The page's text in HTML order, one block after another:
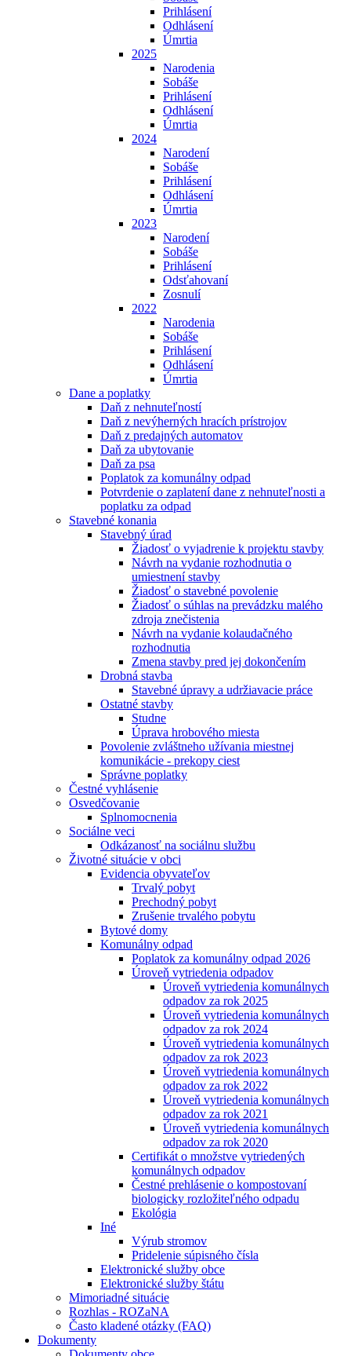
Prihlásení
Odhlásení
Úmrtia
2025
Narodenia
Sobáše
Prihlásení
Odhlásení
Úmrtia
2024
Narodení
Sobáše
Prihlásení
Odhlásení
Úmrtia
2023
Narodení
Sobáše
Prihlásení
Odsťahovaní
Zosnulí
2022
Narodenia
Sobáše
Prihlásení
Odhlásení
Úmrtia
Dane a poplatky
Daň z nehnuteľností
Daň z nevýherných hracích prístrojov
Daň z predajných automatov
Daň za ubytovanie
Daň za psa
Poplatok za komunálny odpad
Potvrdenie o zaplatení dane z nehnuteľnosti a
poplatku za odpad
Stavebné konania
Stavebný úrad
Žiadosť o vyjadrenie k projektu stavby
Návrh na vydanie rozhodnutia o
umiestnení stavby
Žiadosť o stavebné povolenie
Žiadosť o súhlas na prevádzku malého
zdroja znečistenia
Návrh na vydanie kolaudačného
rozhodnutia
Zmena stavby pred jej dokončením
Drobná stavba
Stavebné úpravy a udržiavacie práce
Ostatné stavby
Studne
Úprava hrobového miesta
Povolenie zvláštneho užívania miestnej
komunikácie - prekopy ciest
Správne poplatky
Čestné vyhlásenie
Osvedčovanie
Splnomocnenia
Sociálne veci
Odkázanosť na sociálnu službu
Životné situácie v obci
Evidencia obyvateľov
Trvalý pobyt
Prechodný pobyt
Zrušenie trvalého pobytu
Bytové domy
Komunálny odpad
Poplatok za komunálny odpad 2026
Úroveň vytriedenia odpadov
Úroveň vytriedenia komunálnych
odpadov za rok 2025
Úroveň vytriedenia komunálnych
odpadov za rok 2024
Úroveň vytriedenia komunálnych
odpadov za rok 2023
Úroveň vytriedenia komunálnych
odpadov za rok 2022
Úroveň vytriedenia komunálnych
odpadov za rok 2021
Úroveň vytriedenia komunálnych
odpadov za rok 2020
Certifikát o množstve vytriedených
komunálnych odpadov
Čestné prehlásenie o kompostovaní
biologicky rozložiteľného odpadu
Ekológia
Iné
Výrub stromov
Pridelenie súpisného čísla
Elektronické služby obce
Elektronické služby štátu
Mimoriadné situácie
Rozhlas - ROZaNA
Často kladené otázky (FAQ)
Dokumenty